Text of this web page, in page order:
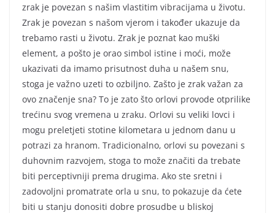
zrak je povezan s našim vlastitim vibracijama u životu.
Zrak je povezan s našom vjerom i također ukazuje da
trebamo rasti u životu. Zrak je poznat kao muški
element, a pošto je orao simbol istine i moći, može
ukazivati da imamo prisutnost duha u našem snu,
stoga je važno uzeti to ozbiljno. Zašto je zrak važan za
ovo značenje sna? To je zato što orlovi provode otprilike
trećinu svog vremena u zraku. Orlovi su veliki lovci i
mogu preletjeti stotine kilometara u jednom danu u
potrazi za hranom. Tradicionalno, orlovi su povezani s
duhovnim razvojem, stoga to može značiti da trebate
biti perceptivniji prema drugima. Ako ste sretni i
zadovoljni promatrate orla u snu, to pokazuje da ćete
biti u stanju donositi dobre prosudbe u bliskoj